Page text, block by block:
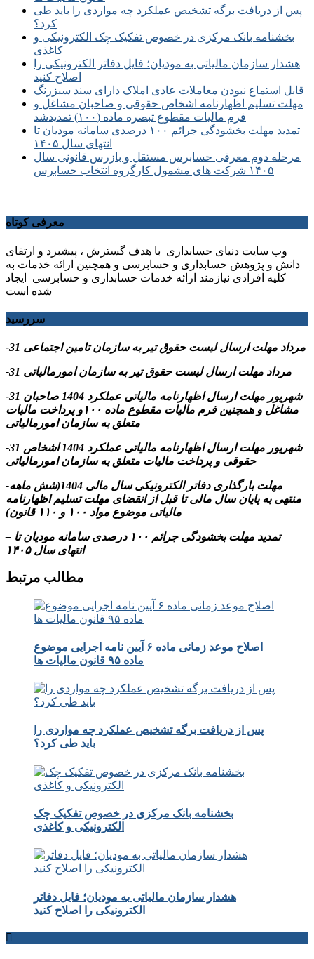
پس از دریافت برگه تشخیص عملکرد چه مواردی را باید طی
کرد؟
بخشنامه بانک مرکزی در خصوص تفکیک چک الکترونیکی و
کاغذی
هشدار سازمان مالیاتی به مودیان؛ فایل دفاتر الکترونیکی را
اصلاح کنید
قابل استماع نبودن معاملات عادی املاک دارای سند سبزرنگ
مهلت تسلیم اظهارنامه اشخاص حقوقی و صاحبان مشاغل و
فرم مالیات مقطوع تبصره ماده (۱۰۰) تمدیدشد
تمدید مهلت بخشودگی جرائم ۱۰۰ درصدی سامانه مودیان تا
انتهای سال ۱۴۰۵
مرحله دوم معرفی حسابرس مستقل و بازرس قانونی سال
۱۴۰۵ شرکت های مشمول کارگروه انتخاب حسابرس
معرفی کوتاه
وب سایت دنیای حسابداری با هدف گسترش ، پیشبرد و ارتقای
دانش و پژوهش حسابداری و حسابرسی و همچنین ارائه خدمات به
کلیه افرادی نیازمند ارائه خدمات حسابداری و حسابرسی ایجاد
شده است
سررسید
-31 مرداد مهلت ارسال ليست حقوق تیر به سازمان تامین اجتماعی
-31 مرداد مهلت ارسال ليست حقوق تیر به سازمان امورمالیاتی
-31 شهریور مهلت ارسال اظهارنامه مالیاتی عملکرد 1404 صاحبان
مشاغل و همچنین فرم مالیات مقطوع ماده ۱۰۰و پرداخت مالیات
متعلق به سازمان امورمالیاتی
-31 شهریور مهلت ارسال اظهارنامه مالیاتی عملکرد 1404 اشخاص
حقوقی و پرداخت مالیات متعلق به سازمان امورمالیاتی
-مهلت بارگذاری دفاتر الکترونیکی سال مالی 1404(شش ماهه
منتهی به پایان سال مالی تا قبل از انقضای مهلت تسلیم اظهارنامه
مالیاتی موضوع مواد ۱۰۰ و ۱۱۰ قانون)
– تمدید مهلت بخشودگی جرائم ۱۰۰ درصدی سامانه مودیان تا
انتهای سال ۱۴۰۵
مطالب مرتبط
اصلاح موعد زمانی ماده ۶ آیین نامه اجرایی موضوع
ماده ۹۵ قانون مالیات ها
پس از دریافت برگه تشخیص عملکرد چه مواردی را
باید طی کرد؟
بخشنامه بانک مرکزی در خصوص تفکیک چک
الکترونیکی و کاغذی
هشدار سازمان مالیاتی به مودیان؛ فایل دفاتر
الکترونیکی را اصلاح کنید